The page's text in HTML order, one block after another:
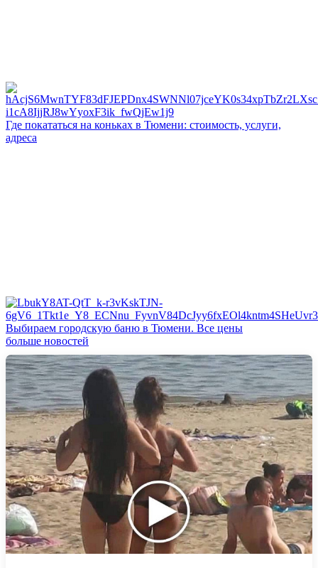
Где покататься на коньках в Тюмени: стоимость, услуги,
адреса
Выбираем городскую баню в Тюмени. Все цены
больше новостей